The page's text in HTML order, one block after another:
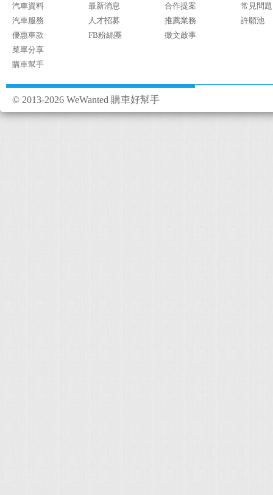
汽車資料
汽車服務
優惠車款
菜單分享
購車幫手
最新消息
人才招募
FB粉絲團
合作提案
推薦業務
徵文啟事
常見問題
許願池
© 2013-2026 WeWanted 購車好幫手